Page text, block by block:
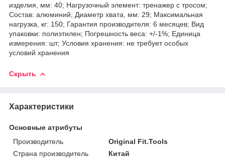
изделия, мм: 40; Нагрузочный элемент: тренажер с тросом;
Состав: алюминий; Диаметр хвата, мм: 29; Максимальная
нагрузка, кг: 150; Гарантия производителя: 6 месяцев; Вид
упаковки: полиэтилен; Погрешность веса: +/-1%; Единица
измерения: шт; Условия хранения: не требует особых
условий хранения
Скрыть
Характеристики
Основные атрибуты
Производитель
Original Fit.Tools
Страна производитель
Китай